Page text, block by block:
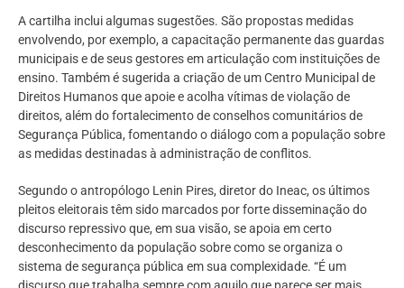
A cartilha inclui algumas sugestões. São propostas medidas
envolvendo, por exemplo, a capacitação permanente das guardas
municipais e de seus gestores em articulação com instituições de
ensino. Também é sugerida a criação de um Centro Municipal de
Direitos Humanos que apoie e acolha vítimas de violação de
direitos, além do fortalecimento de conselhos comunitários de
Segurança Pública, fomentando o diálogo com a população sobre
as medidas destinadas à administração de conflitos.
Segundo o antropólogo Lenin Pires, diretor do Ineac, os últimos
pleitos eleitorais têm sido marcados por forte disseminação do
discurso repressivo que, em sua visão, se apoia em certo
desconhecimento da população sobre como se organiza o
sistema de segurança pública em sua complexidade. “É um
discurso que trabalha sempre com aquilo que parece ser mais